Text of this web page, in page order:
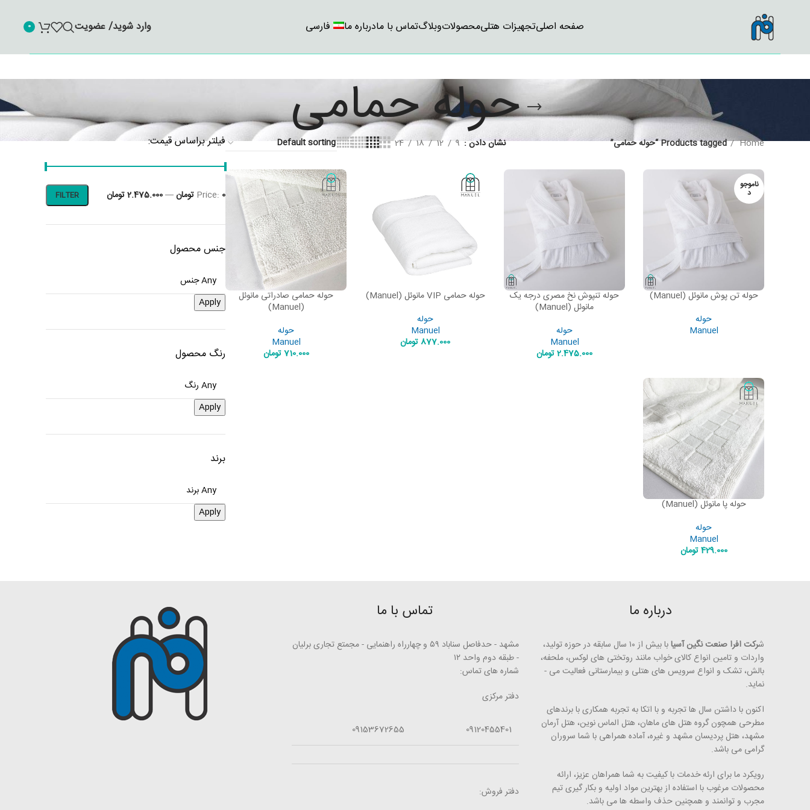
صفحه اصلیتجهیزات هتلیمحصولاتوبلاگتماس با مادرباره ما فارسی وارد شوید/ عضویت 0
حوله حمامی فیلتر براساس قیمت:
FILTER Price: 0 تومان —2.475.000 تومان
جنس محصول
Apply
رنگ محصول
Apply
برند
Apply
Home Products tagged “حوله حمامی” نشان دادن 9
12
18
24
ناموجو
د
READ MORE
حوله تن پوش مانوئل (Manuel)
حوله
Manuel
ADD TO CART
حوله تنپوش نخ مصری درجه یک
مانوئل (Manuel)
حوله
Manuel
2.475.000تومان
ADD TO CART
حوله حمامی VIP مانوئل (Manuel)
حوله
Manuel
877.000تومان
ADD TO CART
حوله حمامی صادراتی مانوئل
(Manuel)
حوله
Manuel
710.000تومان
ADD TO CART
حوله پا مانوئل (Manuel)
حوله
Manuel
429.000تومان
تماس با ما
مشهد - حدفاصل سناباد ۵۹ و چهارراه راهنمایی - مجمتع تجاری برلیان
- طبقه دوم واحد ۱۲
شماره های تماس:
دفتر مرکزی
09120455401
09153672655
دفتر فروش:
درباره ما
شرکت افرا صنعت نگین آسیا
با بیش از ۱۰ سال سابقه در حوزه تولید،
واردات و تامین انواع کالای خواب مانند روتختی­ های لوکس، ملحفه،
بالش، تشک و انواع سرویس های هتلی و بیمارستانی فعالیت می ­
نماید.
اکنون با داشتن سال ها تجربه و با اتکا به تجربه همکاری با برندهای
مطرحی همچون گروه هتل­ های ماهان، هتل الماس نوین، هتل آرمان
مشهد، هتل پردیسان مشهد و غیره، آماده همراهی با شما سروران
گرامی می ­باشد.
رویکرد ما برای ارئه خدمات با کیفیت به شما همراهان عزیز، ارائه
محصولات مرغوب با استفاده از بهترین مواد اولیه و بکار گیری تیم
مجرب و توانمند و همچنین حذف واسطه ­ها می ­­باشد.